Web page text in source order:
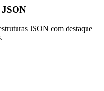
JSON com destaque